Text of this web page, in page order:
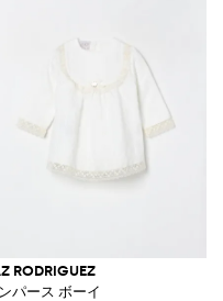
RODRIGUEZ
パース ボーイ